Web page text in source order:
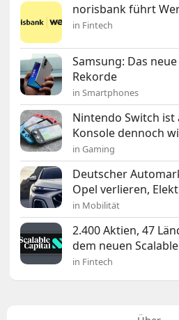
norisbank führt
in Fintech
Samsung: Das
Rekorde
in Smartphones
Nintendo Switch ist
Konsole dennoch
in Gaming
Deutscher
Opel verlieren,
in Mobilität
2.400 Aktien, 47
dem neuen Scalable
in Fintech